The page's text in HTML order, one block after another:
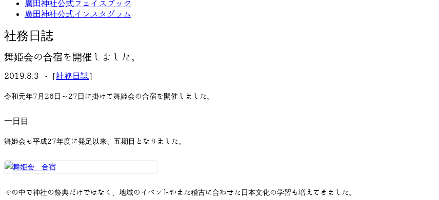
廣田神社公式フェイスブック
廣田神社公式インスタグラム
社務日誌
舞姫会の合宿を開催しました。
2019.8.3 -［社務日誌］
令和元年7月26日～27日に掛けて舞姫会の合宿を開催しました。
一日目
舞姫会も平成27年度に発足以来、五期目となりました。
その中で神社の祭典だけではなく、地域のイベントやまた稽古に合わせた日本文化の学習も増えてきました。